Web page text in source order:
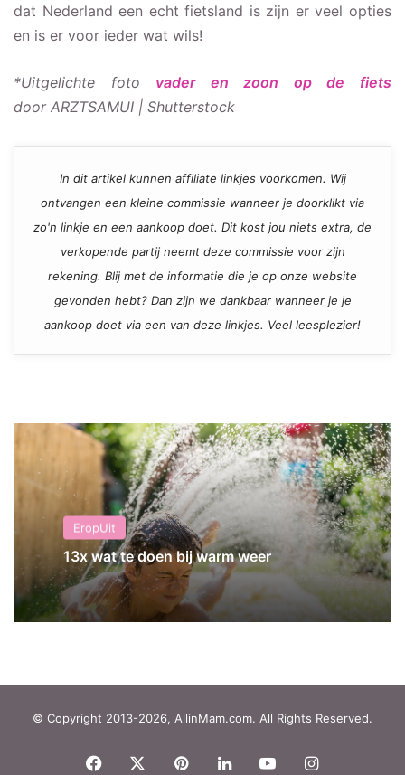
dat Nederland een echt fietsland is zijn er veel opties
en is er voor ieder wat wils!
*Uitgelichte foto vader en zoon op de fiets
door ARZTSAMUI | Shutterstock
In dit artikel kunnen affiliate linkjes voorkomen. Wij
ontvangen een kleine commissie wanneer je doorklikt via
zo'n linkje en een aankoop doet. Dit kost jou niets extra, de
verkopende partij neemt deze commissie voor zijn
rekening. Blij met de informatie die je op onze website
gevonden hebt? Dan zijn we dankbaar wanneer je je
aankoop doet via een van deze linkjes. Veel leesplezier!
EropUit
13x wat te doen bij warm weer
© Copyright 2013-2026, AllinMam.com. All Rights Reserved.
Facebook PinterestLinkedInYouTubeInstagram